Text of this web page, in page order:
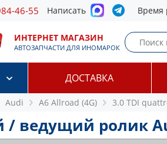
46-55 Написать Время
ИНТЕРНЕТ МАГАЗИН
АВТОЗАПЧАСТИ ДЛЯ ИНОМАРОК
ДОСТАВКА
Audi A6 Allroad (4G) 3.0 TDI
ведущий ролик